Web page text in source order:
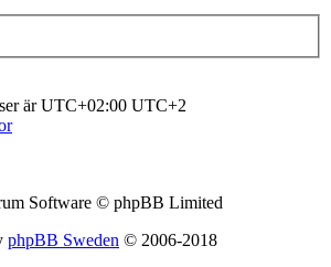
är UTC+02:00 UTC+2
Software © phpBB Limited
phpBB Sweden © 2006-2018